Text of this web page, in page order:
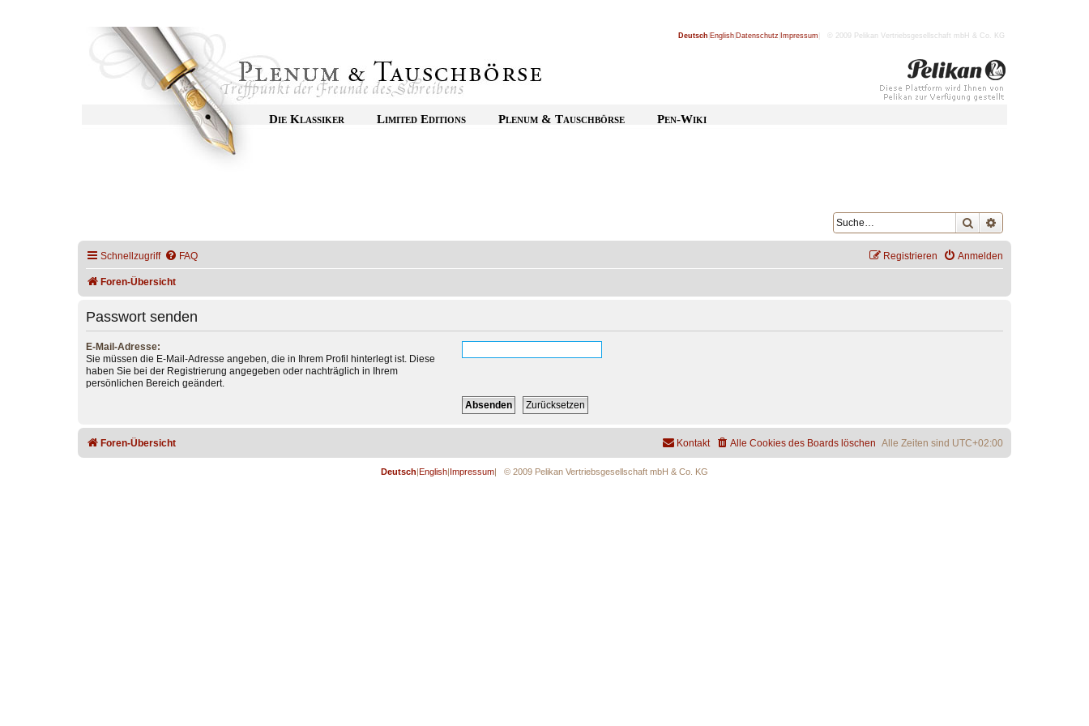
Deutsch English Datenschutz Impressum | © 2009 Pelikan Vertriebsgesellschaft mbH & Co. KG
Die Klassiker Limited Editions Plenum & Tauschbörse Pen-Wiki
Suche
Schnellzugriff FAQ Anmelden
Registrieren
Foren-Übersicht
Passwort senden
E-Mail-Adresse:
Sie müssen die E-Mail-Adresse angeben, die in Ihrem Profil hinterlegt ist. Diese
haben Sie bei der Registrierung angegeben oder nachträglich in Ihrem
persönlichen Bereich geändert.
Foren-Übersicht Alle Zeiten sind UTC+02:00
Alle Cookies des Boards löschen
Kontakt
Deutsch English Impressum | © 2009 Pelikan Vertriebsgesellschaft mbH & Co. KG